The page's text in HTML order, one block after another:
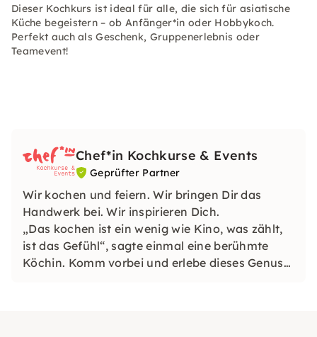
Dieser Kochkurs ist ideal für alle, die sich für asiatische
Küche begeistern – ob Anfänger*in oder Hobbykoch.
Perfekt auch als Geschenk, Gruppenerlebnis oder
Teamevent!
Chef*in Kochkurse & Events
Geprüfter Partner
Wir kochen und feiern. Wir bringen Dir das
Handwerk bei. Wir inspirieren Dich.
„Das kochen ist ein wenig wie Kino, was zählt,
ist das Gefühl“, sagte einmal eine berühmte
Köchin. Komm vorbei und erlebe dieses Genuss-